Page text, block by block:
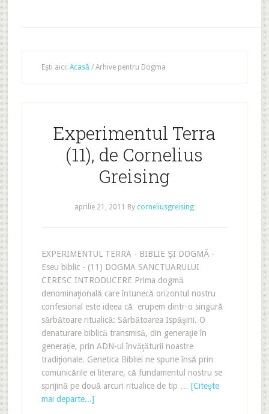
Ești aici: Acasă /Arhive pentru Dogma
Experimentul Terra
(11), de Cornelius
Greising
aprilie 21, 2011 By corneliusgreising
EXPERIMENTUL TERRA - BIBLIE ŞI DOGMĂ -
Eseu biblic - (11) DOGMA SANCTUARULUI
CERESC INTRODUCERE Prima dogmă
denominaţională care întunecă orizontul nostru
confesional este ideea că erupem dintr-o singură
sărbătoare ritualică: Sărbătoarea Ispăşirii. O
denaturare biblică transmisă, din generaţie în
generaţie, prin ADN-ul învăţăturii noastre
tradiţionale. Genetica Bibliei ne spune însă prin
comunicările ei literare, că fundamentul nostru se
sprijină pe două arcuri ritualice de tip … [Citeşte
mai departe...]